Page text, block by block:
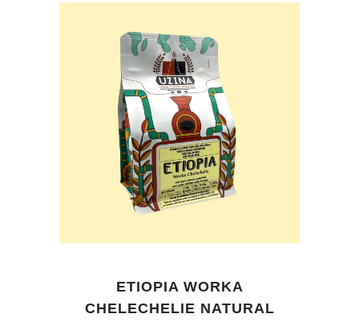
ETIOPIA WORKA
CHELECHELIE NATURAL